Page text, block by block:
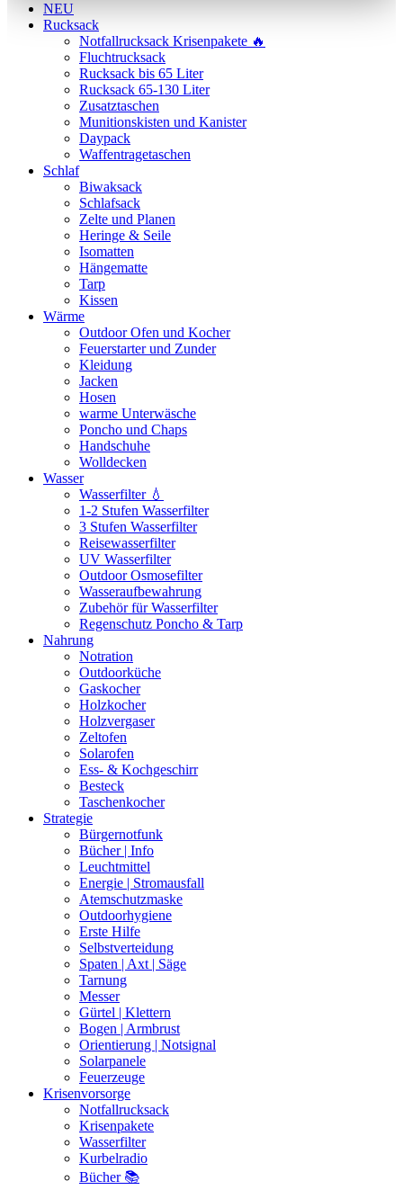
NEU
Rucksack
Notfallrucksack Krisenpakete 🔥
Fluchtrucksack
Rucksack bis 65 Liter
Rucksack 65-130 Liter
Zusatztaschen
Munitionskisten und Kanister
Daypack
Waffentragetaschen
Schlaf
Biwaksack
Schlafsack
Zelte und Planen
Heringe & Seile
Isomatten
Hängematte
Tarp
Kissen
Wärme
Outdoor Ofen und Kocher
Feuerstarter und Zunder
Kleidung
Jacken
Hosen
warme Unterwäsche
Poncho und Chaps
Handschuhe
Wolldecken
Wasser
Wasserfilter 💧
1-2 Stufen Wasserfilter
3 Stufen Wasserfilter
Reisewasserfilter
UV Wasserfilter
Outdoor Osmosefilter
Wasseraufbewahrung
Zubehör für Wasserfilter
Regenschutz Poncho & Tarp
Nahrung
Notration
Outdoorküche
Gaskocher
Holzkocher
Holzvergaser
Zeltofen
Solarofen
Ess- & Kochgeschirr
Besteck
Taschenkocher
Strategie
Bürgernotfunk
Bücher | Info
Leuchtmittel
Energie | Stromausfall
Atemschutzmaske
Outdoorhygiene
Erste Hilfe
Selbstverteidung
Spaten | Axt | Säge
Tarnung
Messer
Gürtel | Klettern
Bogen | Armbrust
Orientierung | Notsignal
Solarpanele
Feuerzeuge
Krisenvorsorge
Notfallrucksack
Krisenpakete
Wasserfilter
Kurbelradio
Bücher 📚